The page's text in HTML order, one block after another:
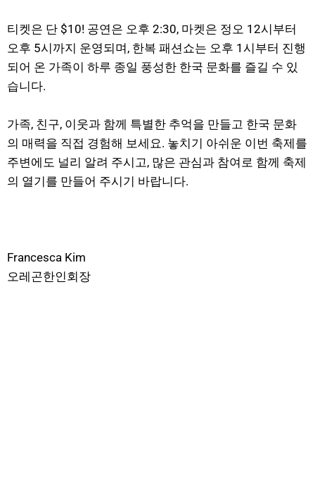
티켓은 단 $10! 공연은 오후 2:30, 마켓은 정오 12시부터
오후 5시까지 운영되며, 한복 패션쇼는 오후 1시부터 진행
되어 온 가족이 하루 종일 풍성한 한국 문화를 즐길 수 있
습니다.
가족, 친구, 이웃과 함께 특별한 추억을 만들고 한국 문화
의 매력을 직접 경험해 보세요. 놓치기 아쉬운 이번 축제를
주변에도 널리 알려 주시고, 많은 관심과 참여로 함께 축제
의 열기를 만들어 주시기 바랍니다.
Francesca Kim
오레곤한인회장